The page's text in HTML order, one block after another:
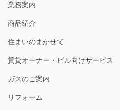
業務案内
商品紹介
住まいのまかせて
賃貸オーナー・ビル向けサービス
ガスのご案内
リフォーム